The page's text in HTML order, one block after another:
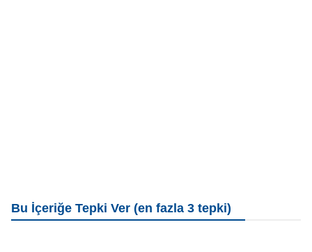
Bu İçeriğe Tepki Ver (en fazla 3 tepki)